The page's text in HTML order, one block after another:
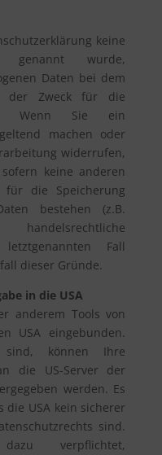
keine
genannt wurde,
Daten bei dem
der Zweck für die
Wenn Sie ein
machen oder
widerrufen,
keine anderen
für die Speicherung
bestehen (z.B.
Fall
dieser Gründe.
in die USA
anderem Tools von
USA eingebunden.
können Ihre
die US-Server der
werden. Es
USA kein sicherer
sind.
verpflichtet,